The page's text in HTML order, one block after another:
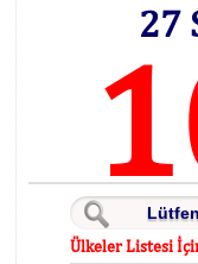
27
Ülkeler Listesi